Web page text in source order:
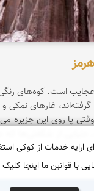
عجایب است. کوه‌های
غارهای نمکی
پا روی این جزیره
دنیایی از شگفتی‌ها که
ارایه خدمات از کوکی
با قوانین ما اینجا